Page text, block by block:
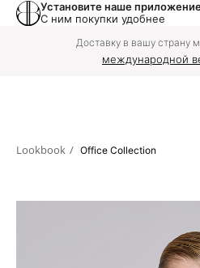
Установите наше
С ним покупки удобнее
Доставку в вашу страну
международной
Lookbook / Office Collection